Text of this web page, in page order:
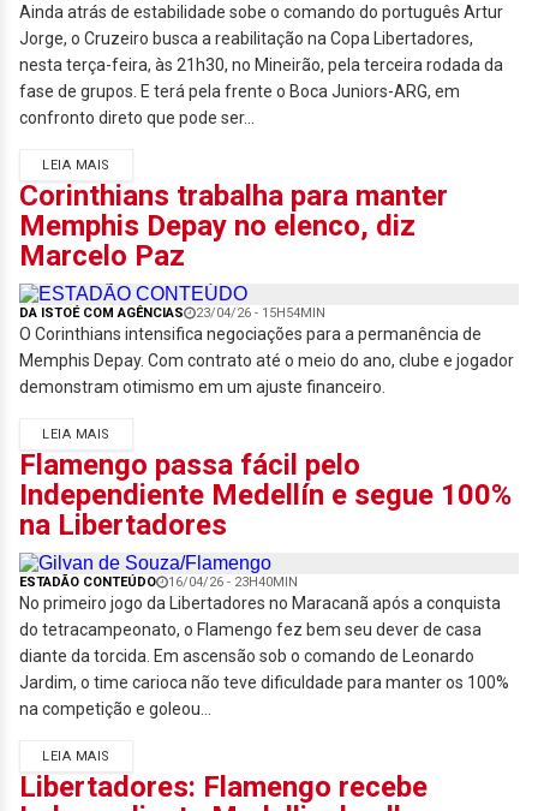
Ainda atrás de estabilidade sobe o comando do português Artur
Jorge, o Cruzeiro busca a reabilitação na Copa Libertadores,
nesta terça-feira, às 21h30, no Mineirão, pela terceira rodada da
fase de grupos. E terá pela frente o Boca Juniors-ARG, em
confronto direto que pode ser...
LEIA MAIS
Corinthians trabalha para manter
Memphis Depay no elenco, diz
Marcelo Paz
DA ISTOÉ COM AGÊNCIAS 23/04/26 - 15H54MIN
O Corinthians intensifica negociações para a permanência de
Memphis Depay. Com contrato até o meio do ano, clube e jogador
demonstram otimismo em um ajuste financeiro.
LEIA MAIS
Flamengo passa fácil pelo
Independiente Medellín e segue 100%
na Libertadores
ESTADÃO CONTEÚDO 16/04/26 - 23H40MIN
No primeiro jogo da Libertadores no Maracanã após a conquista
do tetracampeonato, o Flamengo fez bem seu dever de casa
diante da torcida. Em ascensão sob o comando de Leonardo
Jardim, o time carioca não teve dificuldade para manter os 100%
na competição e goleou...
LEIA MAIS
Libertadores: Flamengo recebe